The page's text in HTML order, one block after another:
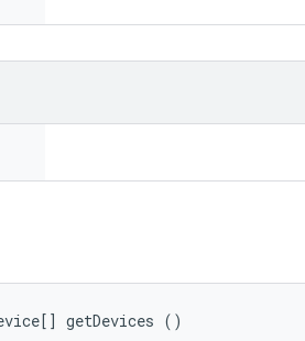
getDevices ()